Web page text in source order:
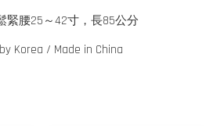
緊腰25～42寸，長85公分
Korea / Made in China